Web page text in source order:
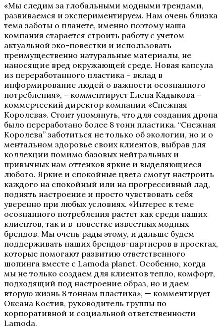
«Мы следим за глобальными модными трендами,
развиваемся и экспериментируем. Нам очень близка
тема заботы о планете, именно поэтому наша
компания старается строить работу с учетом
актуальной эко-повестки и использовать
преимущественно натуральные материалы, не
наносящие вред окружающей среде. Новая капсула
из переработанного пластика – вклад в
информирование людей о важности осознанного
потребления», – комментирует Елена Кадыкова –
коммерческий директор компании «Снежная
Королева». Стоит упомянуть, что для создания дропа
было переработано более 8 тонн пластика. “Снежная
Королева” заботиться не только об экологии, но и о
ментальном здоровье своих клиентов, выбрав для
коллекции помимо базовых нейтральных и
привычных нам оттенков яркие и выделяющиеся
любого. Яркие и спокойные цвета смогут настроить
каждого на спокойный или на прогрессивный лад,
поднять настроение и просто чувствовать себя
уверенно при любых условиях. «Интерес к теме
осознанного потребления растет как среди наших
клиентов, так и в повестке известных модных
брендов. Мы очень рады этому, и дальше будем
поддерживать наших брендов-партнеров в проектах,
которые помогают развитию ответственного
шопинга вместе с Lamoda planet. Особенно, когда
мы не только создаем для клиентов тепло, комфорт,
подходящий под настроение образ, но и даем
вторую жизнь 8 тоннам пластика», — комментирует
Оксана Костив, руководитель группы по
корпоративной и социальной ответственности
Lamoda.